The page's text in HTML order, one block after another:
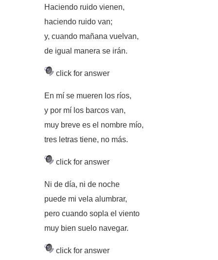
Haciendo ruido vienen,
haciendo ruido van;
y, cuando mañana vuelvan,
de igual manera se irán.
click for answer
En mí se mueren los ríos,
y por mí los barcos van,
muy breve es el nombre mío,
tres letras tiene, no más.
click for answer
Ni de día, ni de noche
puede mi vela alumbrar,
pero cuando sopla el viento
muy bien suelo navegar.
click for answer